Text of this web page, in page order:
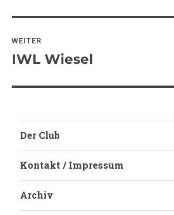
WEITER
Nächster
IWL Wiesel
Der Club
Kontakt / Impressum
Archiv